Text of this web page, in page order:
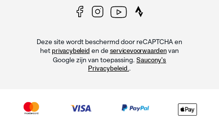
Deze site wordt beschermd door reCAPTCHA en
het privacybeleid en de servicevoorwaardenvan
Google zijn van toepassing. Saucony's
Privacybeleid. .